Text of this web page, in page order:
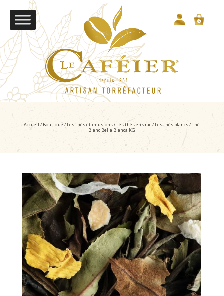
Accueil / Boutique / Les thés et infusions/ Les thés en vrac/ Les thés blancs/ Thé
Blanc Bella Blanca KG